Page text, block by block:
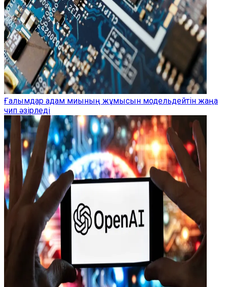
Ғалымдар адам миының жұмысын модельдейтін жаңа
чип әзірледі